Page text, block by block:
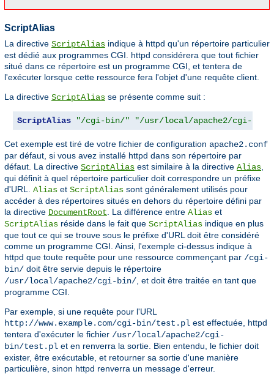
ScriptAlias
La directive ScriptAlias indique à httpd qu'un répertoire particulier
est dédié aux programmes CGI. httpd considérera que tout fichier
situé dans ce répertoire est un programme CGI, et tentera de
l'exécuter lorsque cette ressource fera l'objet d'une requête client.
La directive ScriptAlias se présente comme suit :
ScriptAlias "/cgi-bin/" "/usr/local/apache2/cgi-bin/
Cet exemple est tiré de votre fichier de configuration apache2.conf
par défaut, si vous avez installé httpd dans son répertoire par
défaut. La directive ScriptAlias est similaire à la directive Alias
qui définit à quel répertoire particulier doit correspondre un préfixe
d'URL. Alias et ScriptAlias sont généralement utilisés pour
accéder à des répertoires situés en dehors du répertoire défini par
la directive DocumentRoot . La différence entre Alias et
ScriptAlias réside dans le fait que ScriptAlias indique en plus
que tout ce qui se trouve sous le préfixe d'URL doit être considéré
comme un programme CGI. Ainsi, l'exemple ci-dessus indique à
httpd que toute requête pour une ressource commençant par /cgi-
bin/ doit être servie depuis le répertoire
/usr/local/apache2/cgi-bin/ , et doit être traitée en tant que
programme CGI.
Par exemple, si une requête pour l'URL
http://www.example.com/cgi-bin/test.pl est effectuée, httpd
tentera d'exécuter le fichier /usr/local/apache2/cgi-
bin/test.pl et en renverra la sortie. Bien entendu, le fichier doit
exister, être exécutable, et retourner sa sortie d'une manière
particulière, sinon httpd renverra un message d'erreur.